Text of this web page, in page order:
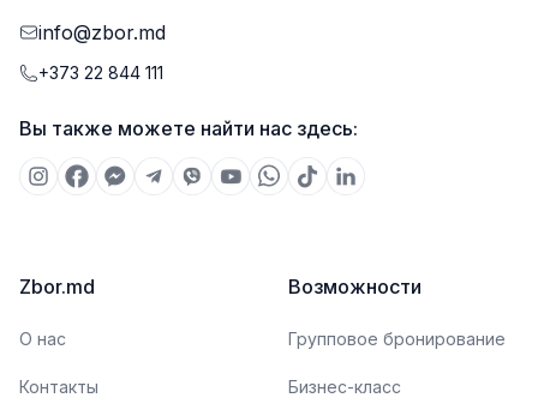
info@zbor.md
+373 22 844 111
Вы также можете найти нас здесь:
Zbor.md
О нас
Контакты
Возможности
Групповое бронирование
Бизнес-класс